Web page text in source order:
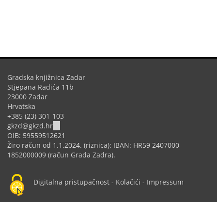
Gradska knjižnica Zadar
Stjepana Radića 11b
23000 Zadar
Hrvatska
+385 (23) 301-103
gkzd@gkzd.hr
sends
e-
mail)
OIB: 59559512621
Žiro račun od 1.1.2024. (riznica): IBAN: HR59 2407000
1852000009 (račun Grada Zadra).
Digitalna pristupačnost - Kolačići - Impressum